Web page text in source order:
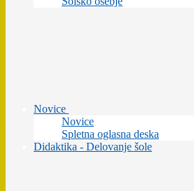
Novice
Novice
Spletna oglasna deska
Didaktika - Delovanje šole